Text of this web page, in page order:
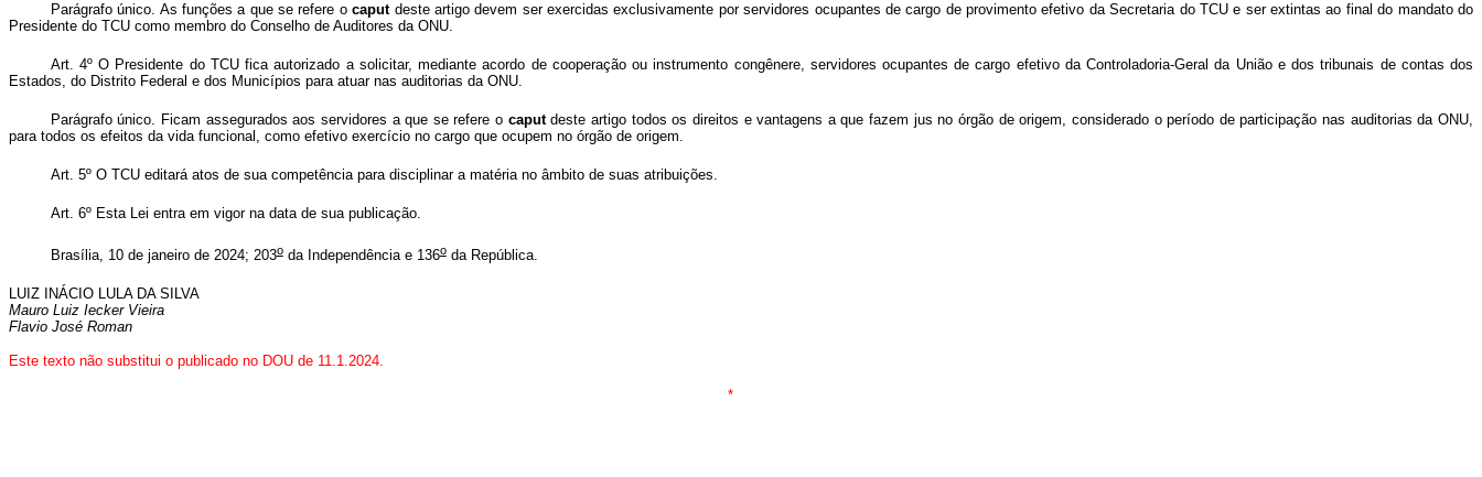
Parágrafo único. As funções a que se refere ocaputdeste artigo devem ser exercidas exclusivamente por servidores ocupantes de cargo de provimento efetivo da Secretaria do TCU e ser extintas ao final do mandato do
Presidente do TCU como membro do Conselho de Auditores da ONU.
Art. 4º O Presidente do TCU fica autorizado a solicitar, mediante acordo de cooperação ou instrumento congênere, servidores ocupantes de cargo efetivo da Controladoria-Geral da União e dos tribunais de contas dos
Estados, do Distrito Federal e dos Municípios para atuar nas auditorias da ONU.
Parágrafo único. Ficam assegurados aos servidores a que se refere o caputdeste artigo todos os direitos e vantagens a que fazem jus no órgão de origem, considerado o período de participação nas auditorias da ONU,
para todos os efeitos da vida funcional, como efetivo exercício no cargo que ocupem no órgão de origem.
Art. 5º O TCU editará atos de sua competência para disciplinar a matéria no âmbito de suas atribuições.
Art. 6º Esta Lei entra em vigor na data de sua publicação.
Brasília, 10 de janeiro de 2024; 203oda Independência e 136oda República.
LUIZ INÁCIO LULA DA SILVA
Mauro Luiz Iecker Vieira
Flavio José Roman
Este texto não substitui o publicado no DOU de 11.1.2024.
*